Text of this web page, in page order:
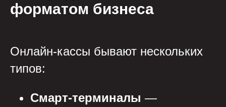
форматом бизнеса
Онлайн-кассы бывают нескольких
типов:
Смарт-терминалы —